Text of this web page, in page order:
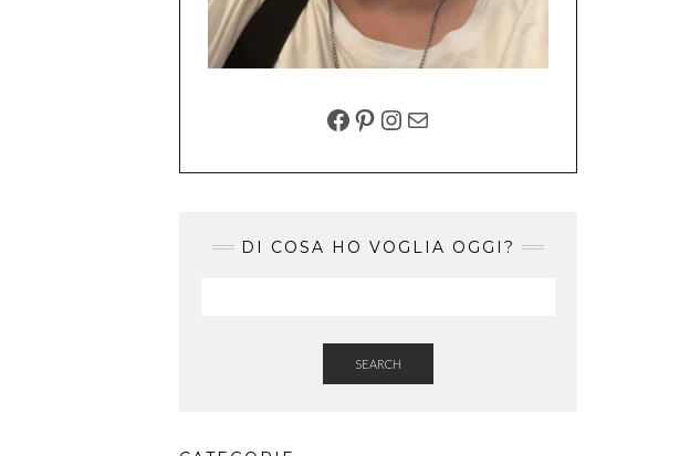
FACEBOOK
PINTEREST
INSTAGRAM
EMAIL
DI COSA HO VOGLIA OGGI?
SEARCH